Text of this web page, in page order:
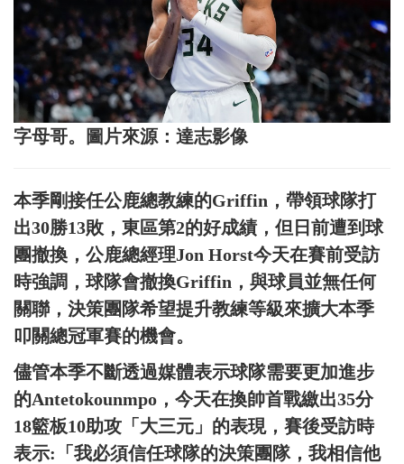
字母哥。圖片來源：達志影像
本季剛接任公鹿總教練的Griffin，帶領球隊打
出30勝13敗，東區第2的好成績，但日前遭到球
團撤換，公鹿總經理Jon Horst今天在賽前受訪
時強調，球隊會撤換Griffin，與球員並無任何
關聯，決策團隊希望提升教練等級來擴大本季
叩關總冠軍賽的機會。
儘管本季不斷透過媒體表示球隊需要更加進步
的Antetokounmpo，今天在換帥首戰繳出35分
18籃板10助攻「大三元」的表現，賽後受訪時
表示:「我必須信任球隊的決策團隊，我相信他